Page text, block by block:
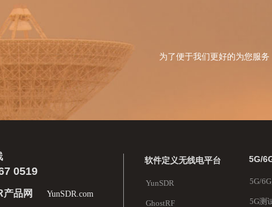
为了便于我们更好的为您服
YunSDR
GhostRF
软件定义无线电平台
0519
5G/
5G/
5G测
YunSDR.com
品网